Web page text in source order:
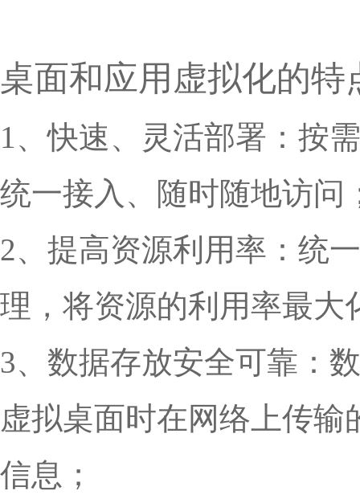
桌面和应用虚拟化的特
1、快速、灵活部署：按
统一接入、随时随地访问
2、提高资源利用率：统
理，将资源的利用率最大
3、数据存放安全可靠：
虚拟桌面时在网络上传
信息；